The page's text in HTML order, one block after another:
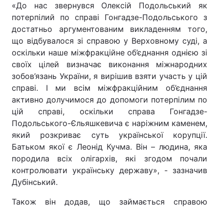
Відео з Youtube Статті
Інтерв'ю Думки
Архів Вакансії
Контакти
Послуги
Тема оформлення
«До нас звернувся Олексій Подольський як
потерпілий по справі Гонгадзе-Подольського з
достатньо аргументованим викладенням того,
що відбувалося зі справою у Верховному суді, а
оскільки наше міжфракційне об’єднання однією зі
своїх цілей визначає виконання міжнародних
зобов’язань України, я вирішив взяти участь у цій
справі. І ми всім міжфракційним об’єднання
активно долучимося до допомоги потерпілим по
цій справі, оскільки справа Гонгадзе-
Подольського-Єльяшкевича є наріжним каменем,
який розкриває суть української корупції.
Батьком якої є Леонід Кучма. Він – людина, яка
породила всіх олігархів, які згодом почали
контролювати українську державу», - зазначив
Дубінський.
Також він додав, що займається справою